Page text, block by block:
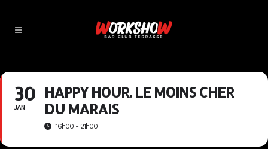
30
JAN
HAPPY HOUR. LE MOINS CHER
DU MARAIS
16h00 - 21h00